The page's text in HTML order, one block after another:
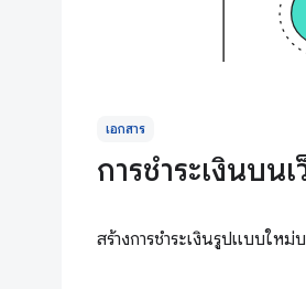
เอกสาร
การชำระเงินบนเ
สร้างการชำระเงินรูปแบบให